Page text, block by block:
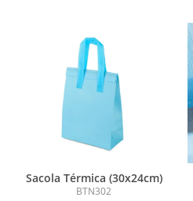
Sacola Térmica (30x24cm)
BTN302